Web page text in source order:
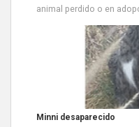
animal perdido o en
Minni desaparecido